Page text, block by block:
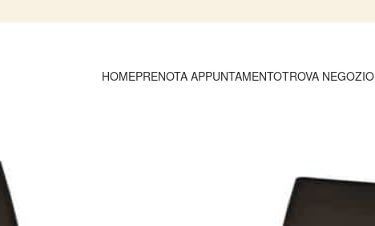
HOMEPRENOTA APPUNTAMENTOTROVA NEGOZIO